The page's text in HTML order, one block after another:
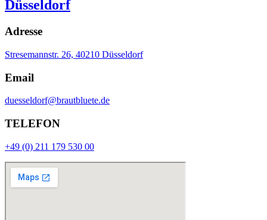
Düsseldorf
Adresse
Stresemannstr. 26, 40210 Düsseldorf
Email
duesseldorf@brautbluete.de
TELEFON
+49 (0) 211 179 530 00